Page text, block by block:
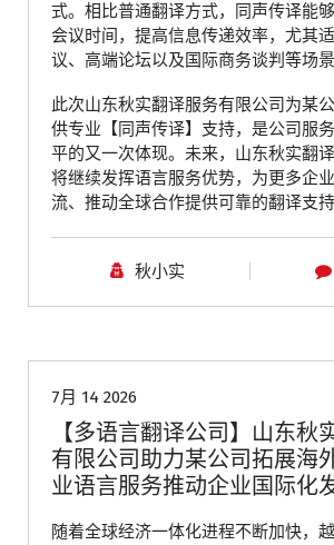
式。相比普通翻译方式，同声传译能
会议时间，提高信息传递效率，尤其
议、高端论坛以及国际商务谈判等场景
此次山东秋实翻译服务有限公司为某
供专业【同声传译】支持，是公司服
平的又一次体现。未来，山东秋实翻
将继续发挥语言服务优势，为更多企
流、推动全球合作提供可靠的翻译支持
秋小实
7月 14 2026
【多语言翻译公司】山东秋
有限公司助力某公司拓展海
业语言服务推动企业国际
随着全球经济一体化进程不断加快，